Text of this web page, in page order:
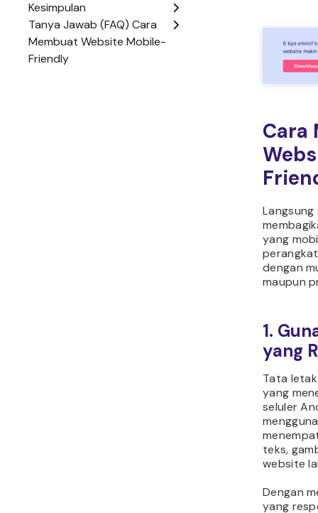
Cara
Langsung
yang
dengan
maupun
1.
yang
Tata
yang
seluler
teks,
website
Dengan
yang